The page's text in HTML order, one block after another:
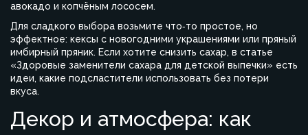
авокадо и копчёным лососем.
Для сладкого выбора возьмите что‑то простое, но
эффектное: кексы с новогодними украшениями или пряный
имбирный пряник. Если хотите снизить сахар, в статье
«Здоровые заменители сахара для детской выпечки» есть
идеи, какие подсластители использовать без потери
вкуса.
Декор и атмосфера: как